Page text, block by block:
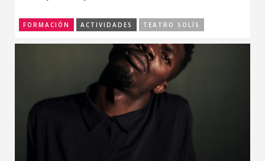
FORMACIÓN ACTIVIDADES TEATRO SOLÍS